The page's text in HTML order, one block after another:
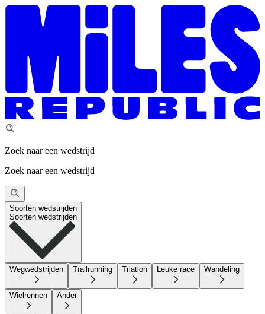
Zoek naar een wedstrijd
Zoek naar een wedstrijd
Soorten wedstrijden
Soorten wedstrijden
Wegwedstrijden Trailrunning Triatlon Leuke race Wandeling
Wielrennen Ander